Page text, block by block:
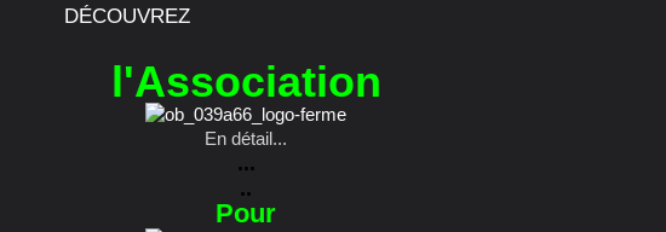
DÉCOUVREZ
l'Association
En détail...
...
..
Pour